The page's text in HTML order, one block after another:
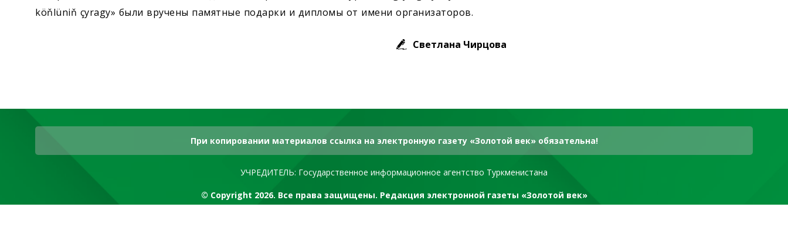
köňlüniň çyragy» были вручены памятные подарки и дипломы от имени организаторов.
Светлана Чирцова
При копировании материалов ссылка на электронную газету «Золотой век» обязательна!
УЧРЕДИТЕЛЬ: Государственное информационное агентство Туркменистана
© Copyright 2026. Все права защищены. Редакция электронной газеты «Золотой век»